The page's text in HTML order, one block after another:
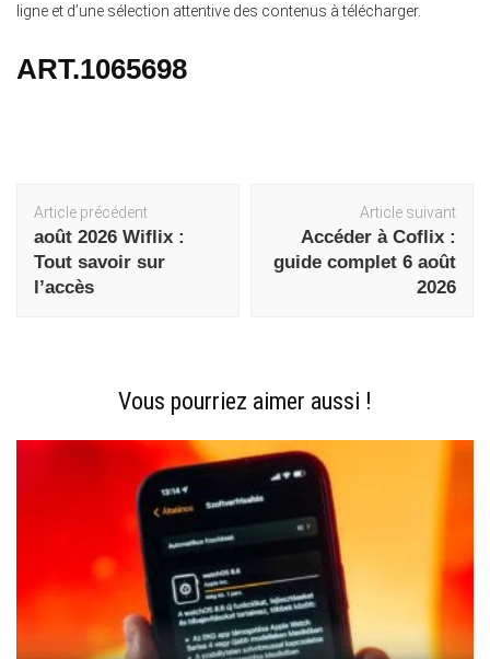
ligne et d’une sélection attentive des contenus à télécharger.
ART.1065698
Navigation
d'article
Article précédent
août 2026 Wiflix :
Tout savoir sur
l’accès
Article suivant
Accéder à Coflix :
guide complet 6 août
2026
Vous pourriez aimer aussi !